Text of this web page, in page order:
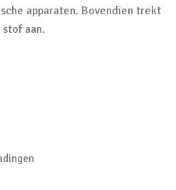
apparaten. Bovendien trekt
aan.